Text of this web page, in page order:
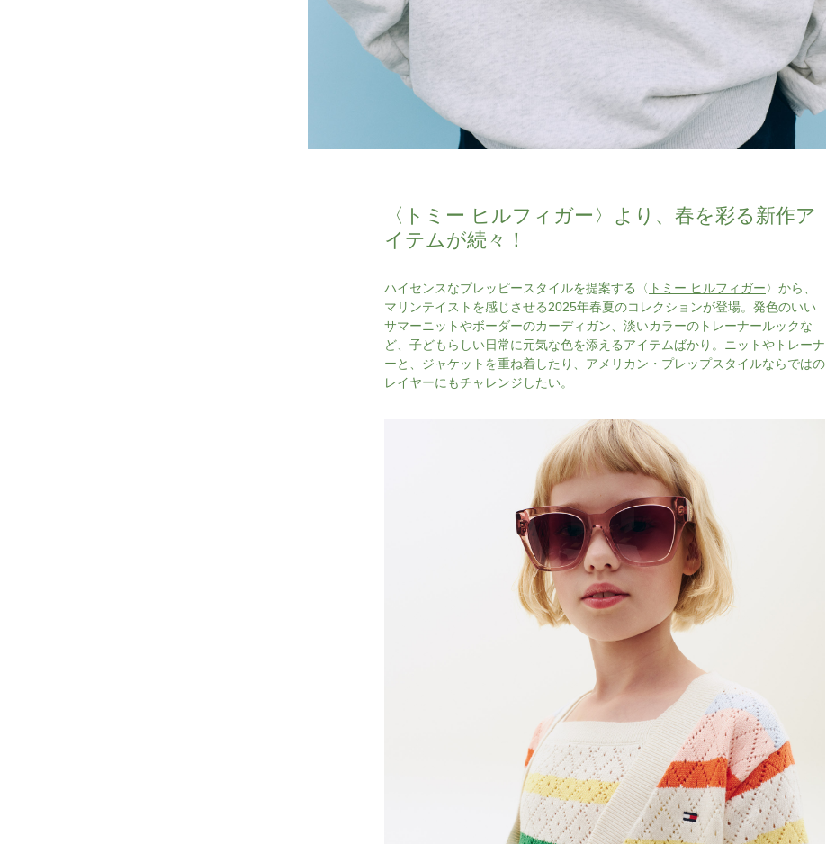
〈トミー ヒルフィガー〉より、春を彩る新作ア
イテムが続々！
ハイセンスなプレッピースタイルを提案する〈 トミー ヒルフィガー〉から、
マリンテイストを感じさせる2025年春夏のコレクションが登場。発色のいい
サマーニットやボーダーのカーディガン、淡いカラーのトレーナールックな
ど、子どもらしい日常に元気な色を添えるアイテムばかり。ニットやトレーナ
ーと、ジャケットを重ね着したり、アメリカン・プレップスタイルならではの
レイヤーにもチャレンジしたい。